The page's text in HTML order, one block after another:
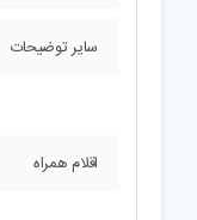
سایر توضیحات
اقلام همراه